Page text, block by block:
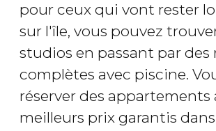
pour ceux qui vont rester
sur l'île, vous pouvez
studios en passant par des
complètes avec piscine.
réserver des appartements
meilleurs prix garantis